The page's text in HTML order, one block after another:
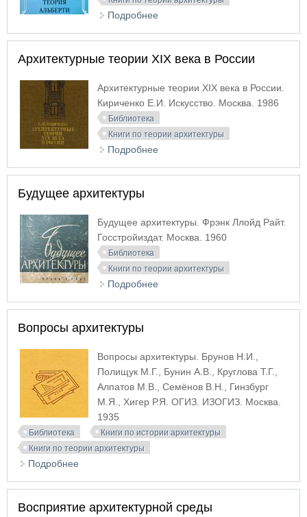
Подробнее
Архитектурные теории XIX века в России
Архитектурные теории XIX века в России.
Кириченко Е.И. Искусство. Москва. 1986
Библиотека
Книги по теории архитектуры
Подробнее
Будущее архитектуры
Будущее архитектуры. Фрэнк Ллойд Райт.
Госстройиздат. Москва. 1960
Библиотека
Книги по теории архитектуры
Подробнее
Вопросы архитектуры
Вопросы архитектуры. Брунов Н.И.,
Полищук М.Г., Бунин А.В., Круглова Т.Г.,
Алпатов М.В., Семёнов В.Н., Гинзбург
М.Я., Хигер Р.Я. ОГИЗ. ИЗОГИЗ. Москва.
1935
Библиотека
Книги по истории архитектуры
Книги по теории архитектуры
Подробнее
Восприятие архитектурной среды